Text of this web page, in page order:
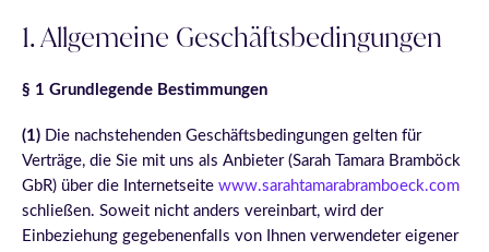
1. Allgemeine Geschäftsbedingungen
§ 1 Grundlegende Bestimmungen
(1) Die nachstehenden Geschäftsbedingungen gelten für
Verträge, die Sie mit uns als Anbieter (Sarah Tamara Bramböck
GbR) über die Internetseite www.sarahtamarabramboeck.com
schließen. Soweit nicht anders vereinbart, wird der
Einbeziehung gegebenenfalls von Ihnen verwendeter eigener